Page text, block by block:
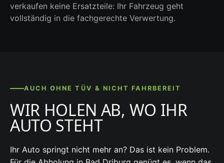
verkaufen keine Ersatzteile: Ihr Fahrzeug geht
vollständig in die fachgerechte Verwertung.
AUCH OHNE TÜV & NICHT FAHRBEREIT
WIR HOLEN AB, WO IHR
AUTO STEHT
Ihr Auto springt nicht mehr an? Das ist kein Problem.